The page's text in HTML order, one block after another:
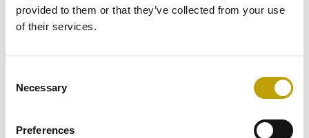
provided to them or that they’ve collected from your use
of their services.
Selection
Necessary
Preferences
DESCRIZIONE
I nostri Spicchi di Carciofi al Naturale, teneri e saporiti,
sono un’autentica tentazione, pronta da gustare, ma
anche un ingrediente goloso da aggiungere ai tuoi piatti